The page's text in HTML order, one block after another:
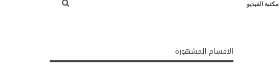
مكتبة الفيديو
الاقسام المشهورة